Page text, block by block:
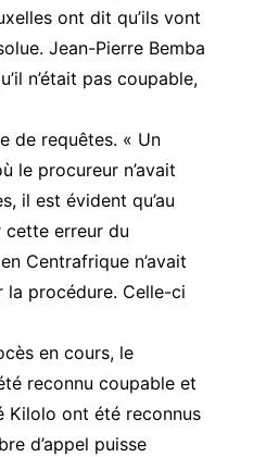
ont dit qu’ils vont
Jean-Pierre Bemba
n’était pas coupable,
de requêtes. « Un
le procureur n’avait
il est évident qu’au
cette erreur du
Centrafrique n’avait
la procédure. Celle-ci
en cours, le
reconnu coupable et
Kilolo ont été reconnus
d’appel puisse